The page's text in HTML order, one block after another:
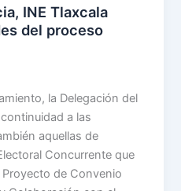
INE Tlaxcala
del proceso
la Delegación del
a las
aquellas de
Concurrente que
de Convenio